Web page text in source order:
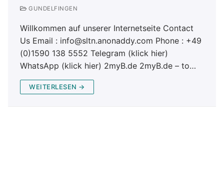
GUNDELFINGEN
Willkommen auf unserer Internetseite Contact
Us Email : info@sltn.anonaddy.com Phone : +49
(0)1590 138 5552 Telegram (klick hier)
WhatsApp (klick hier) 2myB.de 2myB.de – to…
WEITERLESEN →